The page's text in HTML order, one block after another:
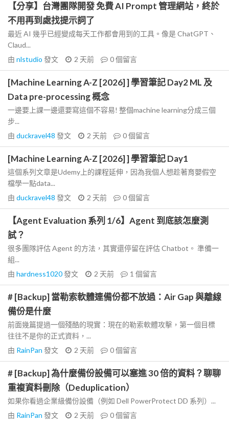
【分享】台灣團隊開發 免費 AI Prompt 管理網站，終於
不用再到處找提示詞了
最近 AI 幾乎已經變成每天工作都會用到的工具。像是 ChatGPT、
Claud...
由 nlstudio 發文 2 天前 0個留言
[Machine Learning A-Z [2026] ] 學習筆記 Day2 ML 及
Data pre-processing 概念
一邊要上課一邊還要寫這個不容易! 整個machine learning分成三個
步...
由 duckravel48 發文 2 天前 0個留言
[Machine Learning A-Z [2026] ] 學習筆記 Day1
這個系列文章是Udemy上的課程延伸，因為我個人想趁著育嬰假空
檔學一點data...
由 duckravel48 發文 2 天前 0個留言
【Agent Evaluation 系列 1/6】Agent 到底該怎麼測
試？
很多團隊評估 Agent 的方法，其實還停留在評估 Chatbot。 準備一
組...
由 hardness1020發文 2 天前 1 個留言
# [Backup] 當勒索軟體連備份都不放過：Air Gap 與離線
備份是什麼
前面幾篇提過一個殘酷的現實：現在的勒索軟體攻擊，第一個目標
往往不是你的正式資料，...
由 RainPan 發文 2 天前 0個留言
# [Backup] 為什麼備份設備可以塞進 30 倍的資料？聊聊
重複資料刪除（Deduplication）
如果你看過企業級備份設備（例如 Dell PowerProtect DD 系列）...
由 RainPan 發文 2 天前 0個留言